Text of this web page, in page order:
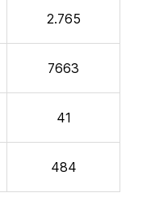
2.765
7663
41
484